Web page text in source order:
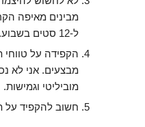
ל-12 סטים בשבוע.
הקפידה על טווחי
מבצעים. אני לא
מוביליטי וגמישות.
חשוב להקפיד על